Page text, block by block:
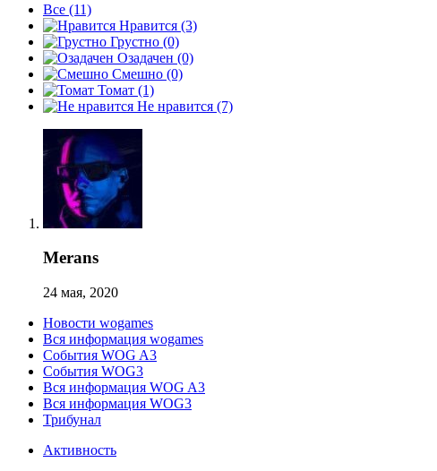
Все (11)
Нравится (3)
Грустно (0)
Озадачен (0)
Смешно (0)
Томат (1)
Не нравится (7)
Merans
24 мая, 2020
Новости wogames
Вся информация wogames
События WOG A3
События WOG3
Вся информация WOG A3
Вся информация WOG3
Трибунал
Активность